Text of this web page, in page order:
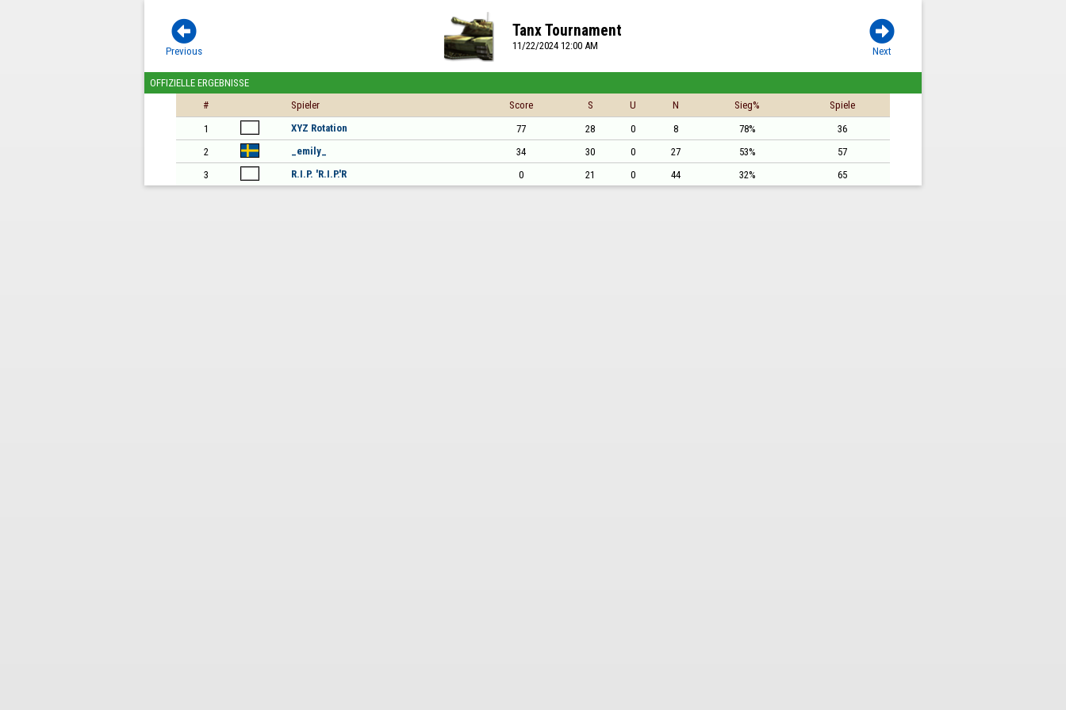

Previous
Tanx Tournament
11/22/2024 12:00 AM

Next
OFFIZIELLE ERGEBNISSE
#
Spieler Score S U N Sieg%
Spiele
1
XYZ Rotation 77 28 0 8 78%
36
2
_emily_ 34 30 0 27 53%
57
3
R.I.P. 'R.I.P.'R 0 21 0 44 32% 65